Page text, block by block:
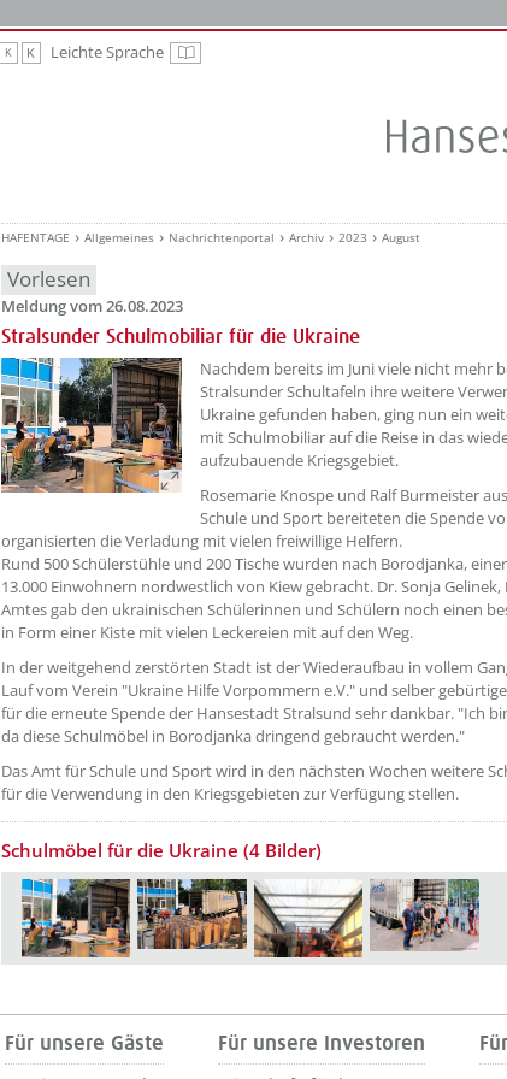
K K Leichte Sprache Leichte Sprache
HAFENTAGE Allgemeines Nachrichtenportal Archiv 2023 August
Vorlesen
Meldung vom 26.08.2023
Stralsunder Schulmobiliar für die Ukraine
??? absaetzeOben[1]/titel ???
Nachdem bereits im Juni viele nicht mehr
Stralsunder Schultafeln ihre weitere
Ukraine gefunden haben, ging nun ein
mit Schulmobiliar auf die Reise in das
aufzubauende Kriegsgebiet.
Rosemarie Knospe und Ralf Burmeister
Schule und Sport bereiteten die Spende
organisierten die Verladung mit vielen freiwillige Helfern.
Rund 500 Schülerstühle und 200 Tische wurden nach Borodjanka,
13.000 Einwohnern nordwestlich von Kiew gebracht. Dr. Sonja Gelinek,
Amtes gab den ukrainischen Schülerinnen und Schülern noch einen
in Form einer Kiste mit vielen Leckereien mit auf den Weg.
In der weitgehend zerstörten Stadt ist der Wiederaufbau in vollem
Lauf vom Verein "Ukraine Hilfe Vorpommern e.V." und selber
für die erneute Spende der Hansestadt Stralsund sehr dankbar. "Ich
da diese Schulmöbel in Borodjanka dringend gebraucht werden."
Das Amt für Schule und Sport wird in den nächsten Wochen weitere
für die Verwendung in den Kriegsgebieten zur Verfügung stellen.
Schulmöbel für die Ukraine (4 Bilder)
Für unsere Gäste Für unsere Investoren